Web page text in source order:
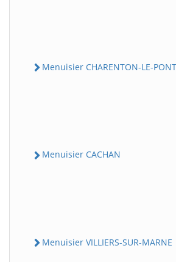
Menuisier CHARENTON-LE-PONT
Menuisier CACHAN
Menuisier VILLIERS-SUR-MARNE